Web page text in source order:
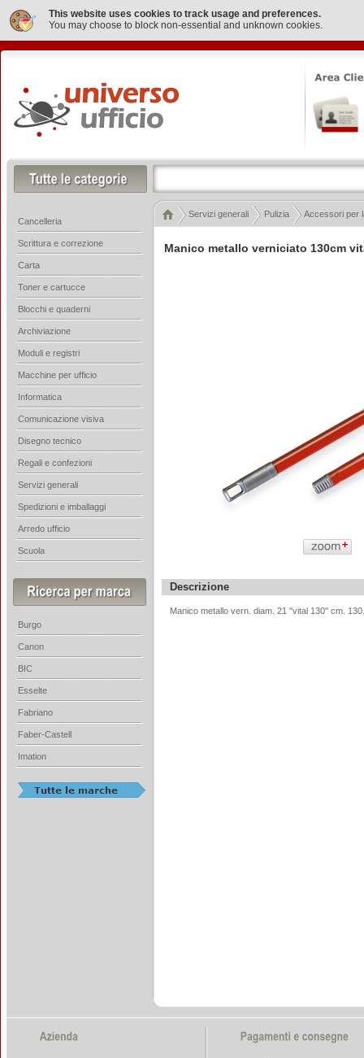
This website uses cookies to track usage and preferences.
You may choose to block non-essential and unknown cookies.
Manico metallo verniciato 130cm
Descrizione
Manico metallo vern. diam. 21 ''vital 130'' cm.
Servizi generali Pulizia Accessori per
Cancelleria
Scrittura e correzione
Carta
Toner e cartucce
Blocchi e quaderni
Archiviazione
Moduli e registri
Macchine per ufficio
Informatica
Comunicazione visiva
Disegno tecnico
Regali e confezioni
Servizi generali
Spedizioni e imballaggi
Arredo ufficio
Scuola
Burgo
Canon
BIC
Esselte
Fabriano
Faber-Castell
Imation